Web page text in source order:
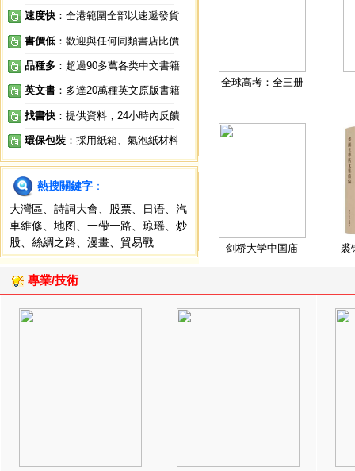
速度快 ：全港範圍全部以速遞發貨
書價低 ：歡迎與任何同類書店比價
品種多 ：超過90多萬各类中文書籍
英文書 ：多達20萬種英文原版書籍
找書快 ：提供資料，24小時內反饋
環保包裝 ：採用紙箱、氣泡紙材料
熱搜關鍵字 ：
大灣區
詩詞大會 股票 日语
汽
車維修
地图 一帶一路 琼瑶
炒
股
絲綢之路 漫畫 貿易戰
全球高考：全三册
剑桥大学中国庙 裘
專業/技術